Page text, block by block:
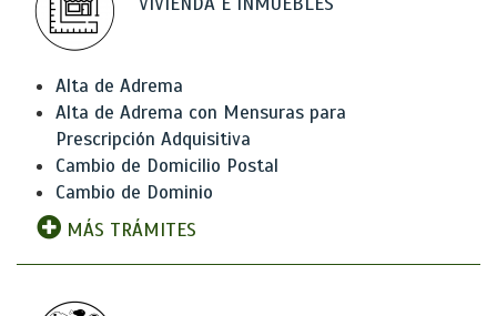
Alta de Adrema
Alta de Adrema con Mensuras para
Prescripción Adquisitiva
Cambio de Domicilio Postal
Cambio de Dominio
MÁS TRÁMITES